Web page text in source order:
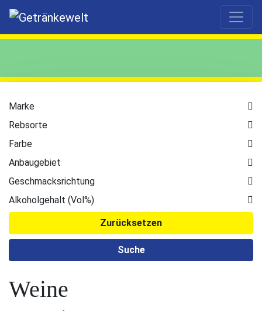
Marke
Rebsorte
Farbe
Anbaugebiet
Geschmacksrichtung
Alkoholgehalt (Vol%)
Zurücksetzen
Suche
Weine